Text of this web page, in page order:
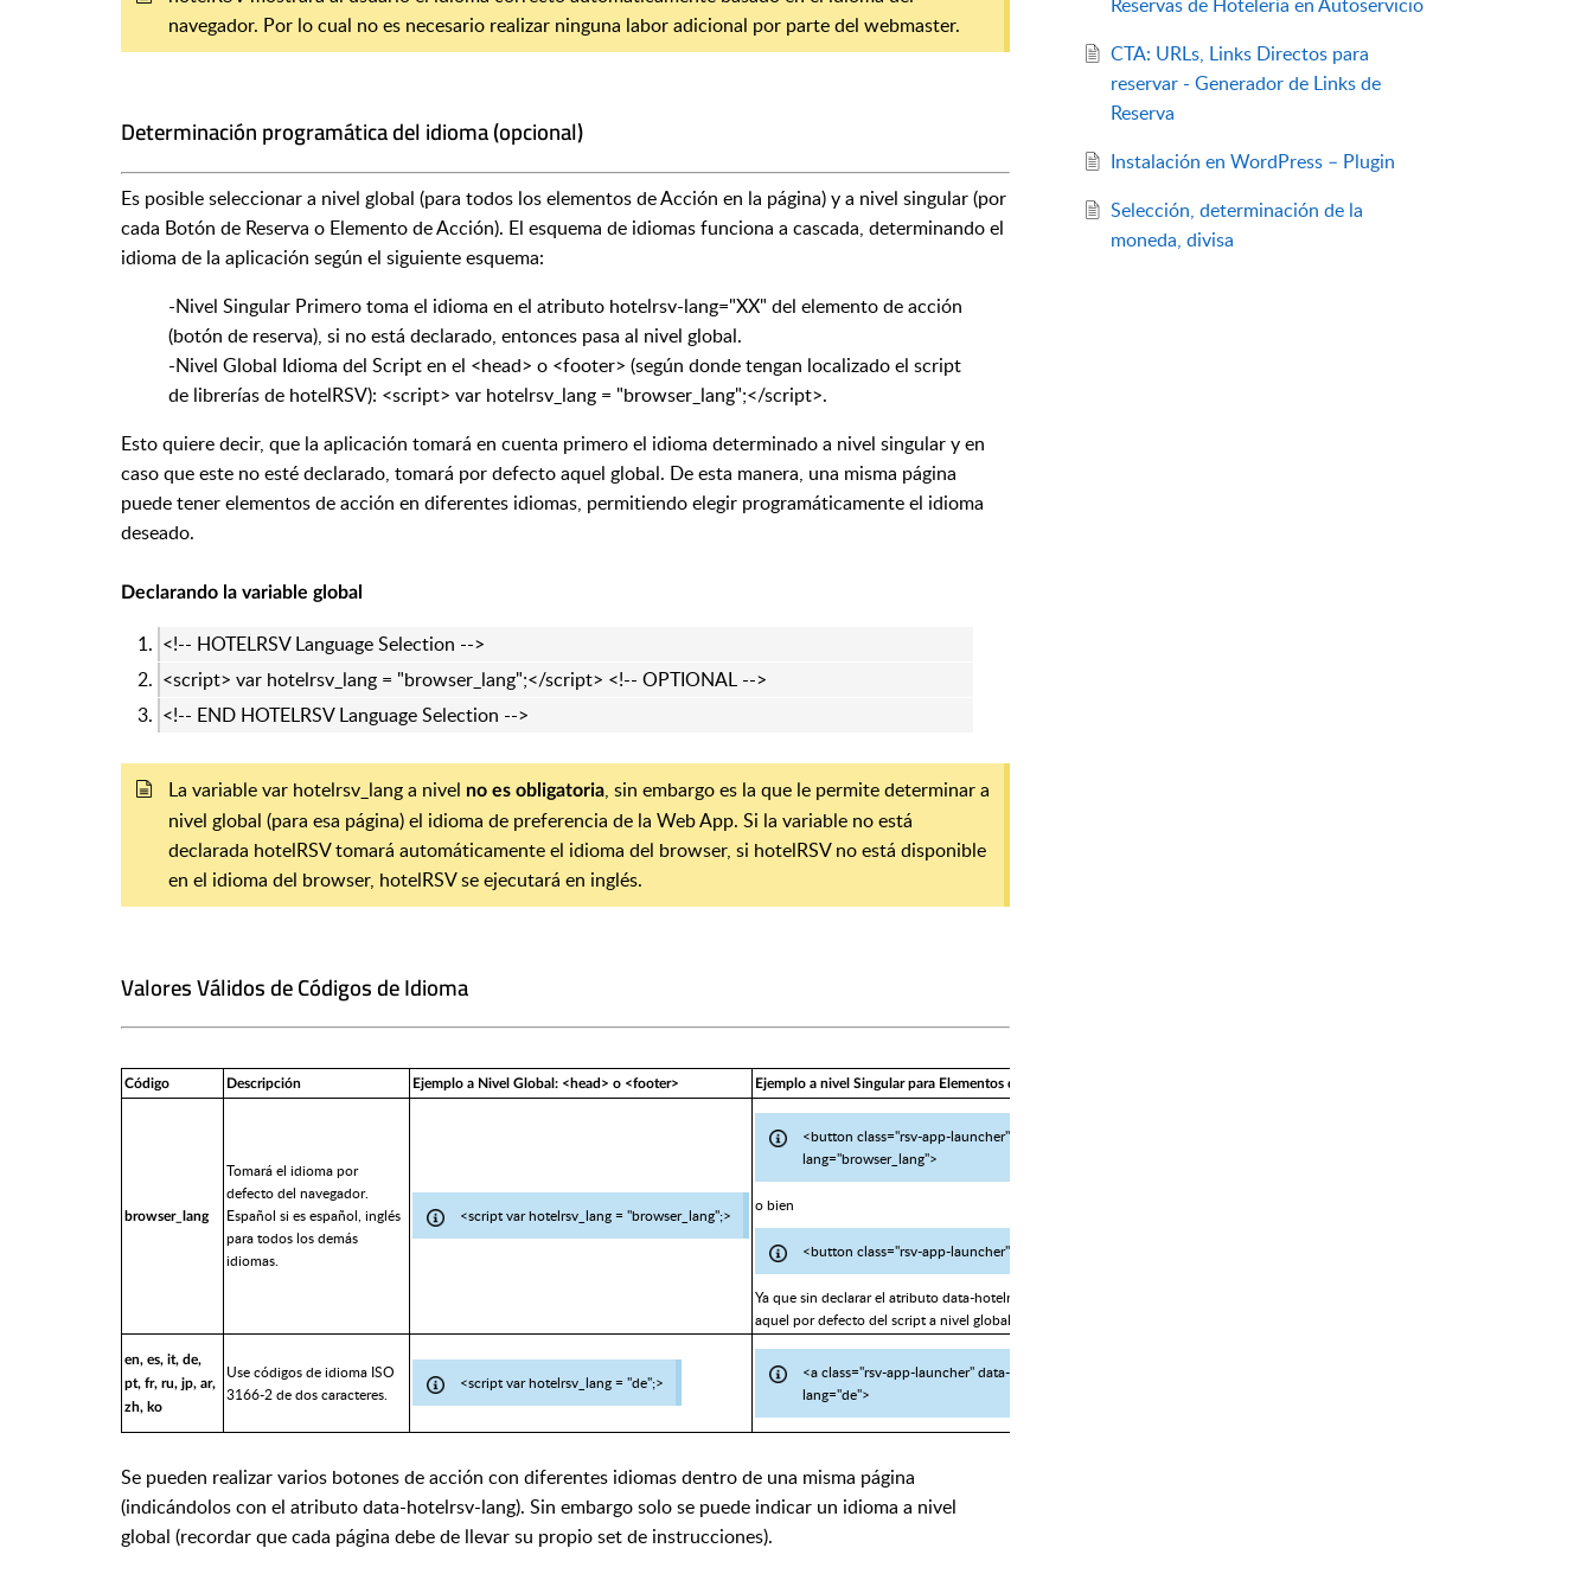
navegador. Por lo cual no es necesario realizar ninguna labor adicional por parte del webmaster.
Determinación programática del idioma (opcional)
Es posible seleccionar a nivel global (para todos los elementos de Acción en la página) y a nivel singular (por
cada Botón de Reserva o Elemento de Acción). El esquema de idiomas funciona a cascada, determinando el
idioma de la aplicación según el siguiente esquema:
-Nivel Singular Primero toma el idioma en el atributo hotelrsv-lang="XX" del elemento de acción
(botón de reserva), si no está declarado, entonces pasa al nivel global.
-Nivel Global Idioma del Script en el <head> o <footer> (según donde tengan localizado el script
de librerías de hotelRSV): <script> var hotelrsv_lang = "browser_lang";</script>.
Esto quiere decir, que la aplicación tomará en cuenta primero el idioma determinado a nivel singular y en
caso que este no esté declarado, tomará por defecto aquel global. De esta manera, una misma página
puede tener elementos de acción en diferentes idiomas, permitiendo elegir programáticamente el idioma
deseado.
Declarando la variable global
<!-- HOTELRSV Language Selection -->
<script> var hotelrsv_lang = "browser_lang";</script> <!-- OPTIONAL -->
<!-- END HOTELRSV Language Selection -->
La variable var hotelrsv_lang a nivel no es obligatoria, sin embargo es la que le permite determinar a
nivel global (para esa página) el idioma de preferencia de la Web App. Si la variable no está
declarada hotelRSV tomará automáticamente el idioma del browser, si hotelRSV no está disponible
en el idioma del browser, hotelRSV se ejecutará en inglés.
Valores Válidos de Códigos de Idioma
Código Descripción Ejemplo a Nivel Global: <head> o <footer> Ejemplo a nivel Singular para Elementos de Acción
browser_lang
Tomará el idioma por
defecto del navegador.
Español si es español, inglés
para todos los demás
idiomas.
<script var hotelrsv_lang = "browser_lang";>
<button class="rsv-app-launcher" data-hotelrsv-
lang="browser_lang">
o bien
<button class="rsv-app-launcher">
Ya que sin declarar el atributo data-hotelrsv-lang tomará
aquel por defecto del script a nivel global.
en, es, it, de,
pt, fr, ru, jp, ar,
zh, ko
Use códigos de idioma ISO
3166-2 de dos caracteres.
<script var hotelrsv_lang = "de";>
<a class="rsv-app-launcher" data-hotelrsv-
lang="de">
Se pueden realizar varios botones de acción con diferentes idiomas dentro de una misma página
(indicándolos con el atributo data-hotelrsv-lang). Sin embargo solo se puede indicar un idioma a nivel
global (recordar que cada página debe de llevar su propio set de instrucciones).
CTA: URLs, Links Directos para
reservar - Generador de Links de
Reserva
Instalación en WordPress – Plugin
Selección, determinación de la
moneda, divisa